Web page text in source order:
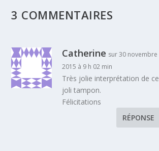
3 COMMENTAIRES
Catherine sur 30 novembre
2015 à 9 h 02 min
Très jolie interprétation de ce
joli tampon.
Félicitations
RÉPONSE